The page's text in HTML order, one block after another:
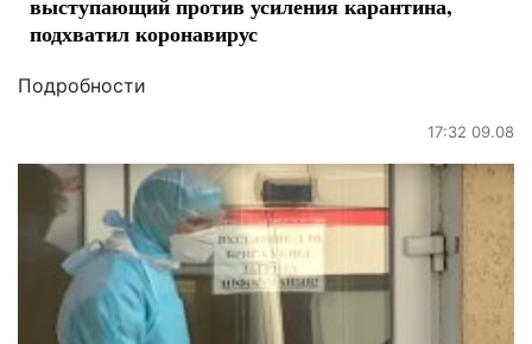
выступающий против усиления карантина,
подхватил коронавирус
Подробности
17:32 09.08